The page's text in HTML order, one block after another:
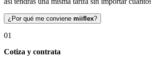
¿Por qué me conviene miiflex?
01
Cotiza y contrata